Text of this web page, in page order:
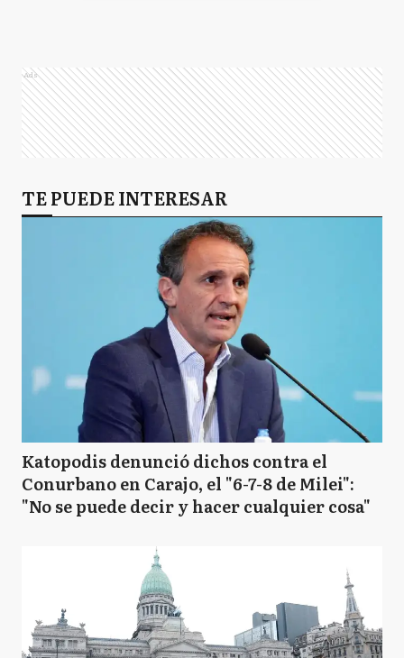
Ads
TE PUEDE INTERESAR
Katopodis denunció dichos contra el
Conurbano en Carajo, el "6-7-8 de Milei":
"No se puede decir y hacer cualquier cosa"